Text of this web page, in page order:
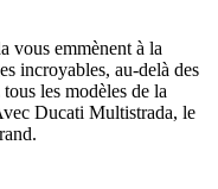
vous emmènent à la
incroyables, au-delà des
les modèles de la
Ducati Multistrada, le